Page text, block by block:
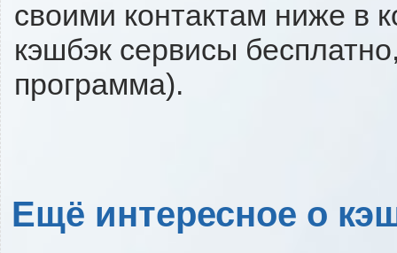
своими контактам ниже в
кэшбэк сервисы
программа).
Ещё интересное о